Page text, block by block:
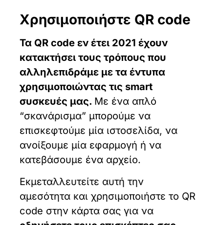
Χρησιμοποιήστε QR code
Τα QR code εν έτει 2021 έχουν
κατακτήσει τους τρόπους που
αλληλεπιδράμε με τα έντυπα
χρησιμοποιώντας τις smart
συσκευές μας. Με ένα απλό
“σκανάρισμα” μπορούμε να
επισκεφτούμε μία ιστοσελίδα, να
ανοίξουμε μία εφαρμογή ή να
κατεβάσουμε ένα αρχείο.
Εκμεταλλευτείτε αυτή την
αμεσότητα και χρησιμοποιήστε το QR
code στην κάρτα σας για να